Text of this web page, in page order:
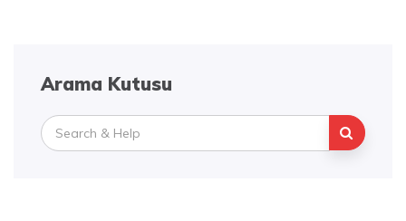
Arama Kutusu
Search
for: